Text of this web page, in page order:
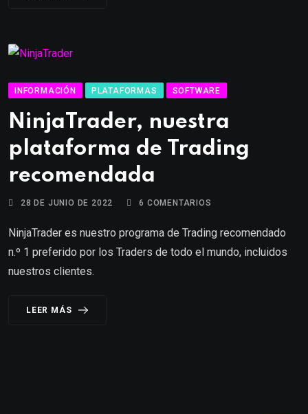
INFORMACIÓN PLATAFORMAS SOFTWARE
NinjaTrader, nuestra
plataforma de Trading
recomendada
28 DE JUNIO DE 2022 6 COMENTARIOS
NinjaTrader es nuestro programa de Trading recomendado
n.º 1 preferido por los Traders de todo el mundo, incluidos
nuestros clientes.
LEER MÁS